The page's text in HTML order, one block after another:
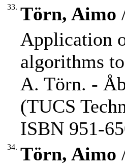
33. Törn, Aimo
Application
algorithms
A. Törn. -
(TUCS
ISBN 951-
34. Törn, Aimo